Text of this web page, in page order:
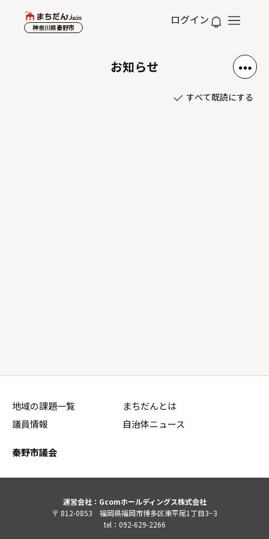
神奈川県秦野市
ログイン
お知らせ
すべて既読にする
地域の課題一覧
まちだんとは
議員情報
自治体ニュース
秦野市議会
運営会社：Gcomホールディングス株式会社
〒 812-0853 福岡県福岡市博多区東平尾1丁目3−3
tel：092-629-2266